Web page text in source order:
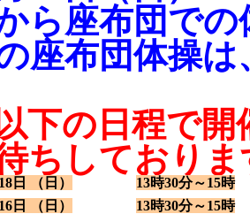
ら座布団で
座布団体操
下の日程で
ちしておりま
日 （日）
13時30分～15時
日 （日）
13時30分～15時